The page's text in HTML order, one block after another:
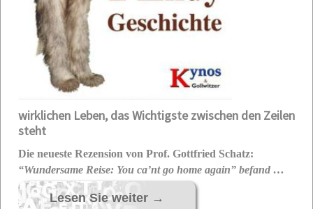
wirklichen Leben, das Wichtigste zwischen den Zeilen
steht
Die neueste Rezension von Prof. Gottfried Schatz:
“Wundersame Reise: You ca’nt go home again” befand …
Lesen Sie weiter →